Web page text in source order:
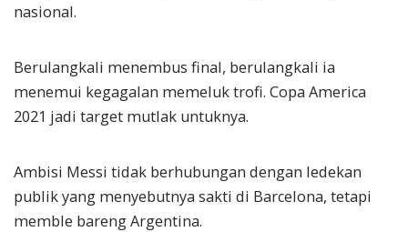
nasional.
Berulangkali menembus final, berulangkali ia
menemui kegagalan memeluk trofi. Copa America
2021 jadi target mutlak untuknya.
Ambisi Messi tidak berhubungan dengan ledekan
publik yang menyebutnya sakti di Barcelona, tetapi
memble bareng Argentina.